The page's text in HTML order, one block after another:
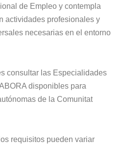
de Empleo y contempla
actividades profesionales y
necesarias en el entorno
consultar las Especialidades
disponibles para
de la Comunitat
requisitos pueden variar